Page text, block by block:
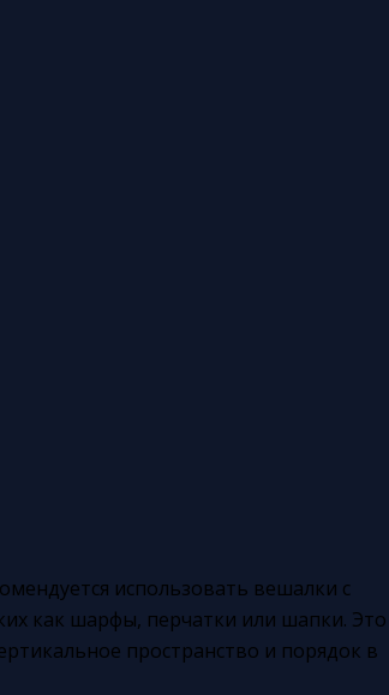
использовать вешалки с
как шарфы, перчатки или шапки. Это
пространство и порядок в